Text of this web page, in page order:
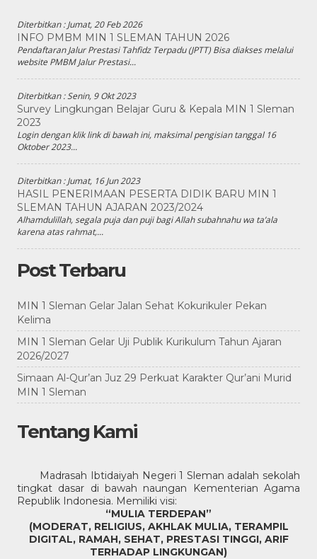
Diterbitkan :Jumat, 20 Feb 2026
INFO PMBM MIN 1 SLEMAN TAHUN 2026
Pendaftaran Jalur Prestasi Tahfidz Terpadu (JPTT) Bisa diakses melalui
website PMBM Jalur Prestasi...
Diterbitkan :Senin, 9 Okt 2023
Survey Lingkungan Belajar Guru & Kepala MIN 1 Sleman
2023
Login dengan klik link di bawah ini, maksimal pengisian tanggal 16
Oktober 2023...
Diterbitkan :Jumat, 16 Jun 2023
HASIL PENERIMAAN PESERTA DIDIK BARU MIN 1
SLEMAN TAHUN AJARAN 2023/2024
Alhamdulillah, segala puja dan puji bagi Allah subahnahu wa ta’ala
karena atas rahmat,...
Post Terbaru
MIN 1 Sleman Gelar Jalan Sehat Kokurikuler Pekan
Kelima
MIN 1 Sleman Gelar Uji Publik Kurikulum Tahun Ajaran
2026/2027
Simaan Al-Qur’an Juz 29 Perkuat Karakter Qur’ani Murid
MIN 1 Sleman
Tentang Kami
Madrasah Ibtidaiyah Negeri 1 Sleman adalah sekolah
tingkat dasar di bawah naungan Kementerian Agama
Republik Indonesia. Memiliki visi:
“MULIA TERDEPAN”
(MODERAT, RELIGIUS, AKHLAK MULIA, TERAMPIL
DIGITAL, RAMAH, SEHAT, PRESTASI TINGGI, ARIF
TERHADAP LINGKUNGAN)